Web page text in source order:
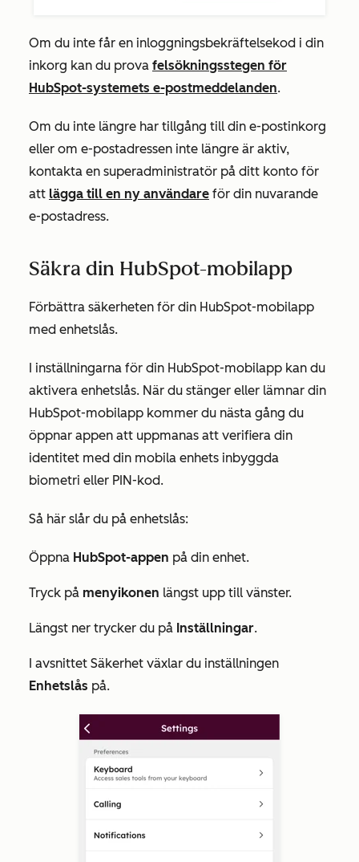
Om du inte får en inloggningsbekräftelsekod i din
inkorg kan du prova felsökningsstegen för
HubSpot-systemets e-postmeddelanden.
Om du inte längre har tillgång till din e-postinkorg
eller om e-postadressen inte längre är aktiv,
kontakta en superadministratör på ditt konto för
att lägga till en ny användare för din nuvarande
e-postadress.
Säkra din HubSpot-mobilapp
Förbättra säkerheten för din HubSpot-mobilapp
med enhetslås.
I inställningarna för din HubSpot-mobilapp kan du
aktivera enhetslås. När du stänger eller lämnar din
HubSpot-mobilapp kommer du nästa gång du
öppnar appen att uppmanas att verifiera din
identitet med din mobila enhets inbyggda
biometri eller PIN-kod.
Så här slår du på enhetslås:
Öppna HubSpot-appen på din enhet.
Tryck på menyikonen längst upp till vänster.
Längst ner trycker du på Inställningar.
I avsnittet Säkerhet växlar du inställningen
Enhetslås på.